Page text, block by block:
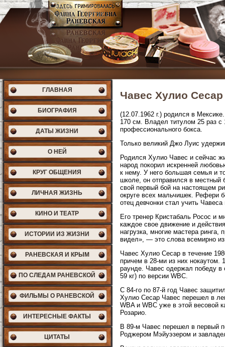
ГЛАВНАЯ
БИОГРАФИЯ
ДАТЫ ЖИЗНИ
О НЕЙ
КРУГ ОБЩЕНИЯ
ЛИЧНАЯ ЖИЗНЬ
КИНО И ТЕАТР
ИСТОРИИ ИЗ ЖИЗНИ
РАНЕВСКАЯ И КРЫМ
ПО СЛЕДАМ РАНЕВСКОЙ
ФИЛЬМЫ О РАНЕВСКОЙ
ИНТЕРЕСНЫЕ ФАКТЫ
ЦИТАТЫ
Чавес Хулио Сесар
(12.07.1962 г.) родился в
170 см. Владел титулом 25 раз с
профессионального бокса.
Только великий Джо Луис
Родился Хулио Чавес и сейчас
народ покорил искренней
к нему. У него большая семья и
школе, он отправился в местный
свой первый бой на настоящем
округе всех мальчишек. Рефери
отец девчонки стал учить
Его тренер Кристабаль Росос и
каждое свое движение и
нагрузка, многие мастера
видел», — это слова всемирно
Чавес Хулио Сесар в течение
причем в 28-ми из них нокаутом.
раунде. Чавес одержал победу в
59 кг) по версии WBC.
С 84-го по 87-й год Чавес
Хулио Сесар Чавес перешел в
WBA и WBC уже в этой весовой
Розарио.
В 89-м Чавес перешел в первый
Роджером Мэйуэзером и